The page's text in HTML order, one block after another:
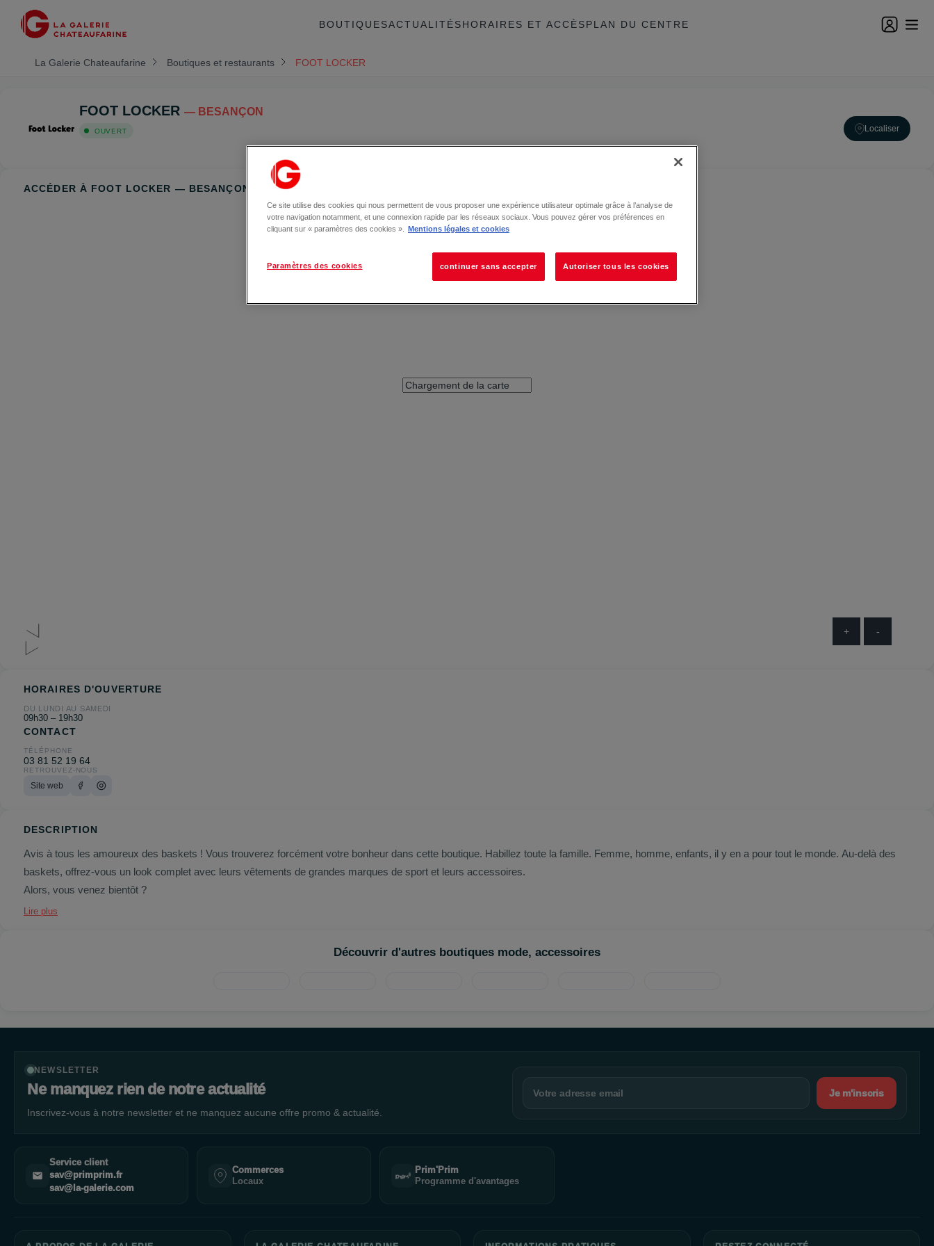
BOUTIQUESACTUALITÉSHORAIRES ET ACCÈSPLAN DU CENTRE
La Galerie Chateaufarine Boutiques et restaurants FOOT LOCKER
FOOT LOCKER — BESANÇON
OUVERT Localiser
ACCÉDER À FOOT LOCKER — BESANÇON
+ -
HORAIRES D'OUVERTURE
DU LUNDI AU SAMEDI
09h30 – 19h30
CONTACT
TÉLÉPHONE
03 81 52 19 64
RETROUVEZ-NOUS
Site web
DESCRIPTION
Avis à tous les amoureux des baskets ! Vous trouverez forcément votre bonheur dans cette boutique. Habillez toute la famille. Femme, homme, enfants, il y en a pour tout le monde. Au-delà des
baskets, offrez-vous un look complet avec leurs vêtements de grandes marques de sport et leurs accessoires.
Alors, vous venez bientôt ?
Lire plus
Découvrir d'autres boutiques mode, accessoires
NEWSLETTER
Ne manquez rien de notre actualité
Inscrivez-vous à notre newsletter et ne manquez aucune offre promo & actualité.
Je m'inscris
Service client
sav@primprim.fr
sav@la-galerie.com
Commerces
Locaux
Prim'Prim
Programme d'avantages
Ce site utilise des cookies qui nous permettent de vous proposer une expérience utilisateur optimale grâce à l’analyse de
votre navigation notamment, et une connexion rapide par les réseaux sociaux. Vous pouvez gérer vos préférences en
cliquant sur « paramètres des cookies ».
Mentions légales et cookies
Paramètres des cookies continuer sans accepter Autoriser tous les cookies